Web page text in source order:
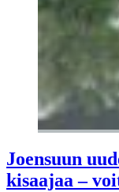
Joensuun
kisaajaa –